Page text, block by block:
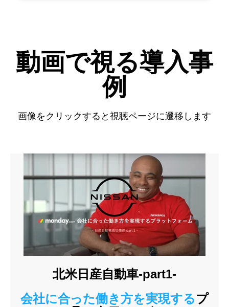
動画で視る導入事
例
画像をクリックすると視聴ページに遷移します
北米日産自動車-part1-
会社に合った働き方を実現するプ